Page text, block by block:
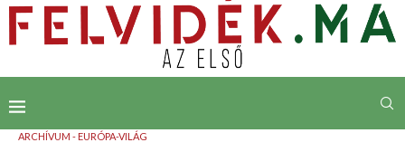
ARCHÍVUM - EURÓPA-VILÁG